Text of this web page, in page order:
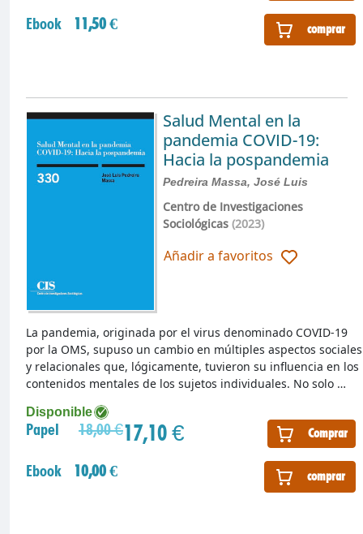
Ebook 11,50 € comprar
Salud Mental en la
pandemia COVID-19:
Hacia la pospandemia
Pedreira Massa, José Luis
Centro de Investigaciones
Sociológicas(2023)
Añadir a favoritos
Disponible
Papel 18,00 €17,10 € Comprar
Ebook 10,00 € comprar
La pandemia, originada por el virus denominado COVID-19
por la OMS, supuso un cambio en múltiples aspectos sociales
y relacionales que, lógicamente, tuvieron su influencia en los
contenidos mentales de los sujetos individuales. No solo …